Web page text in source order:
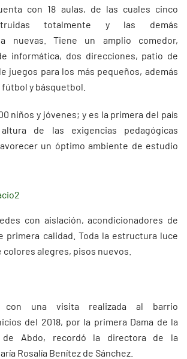
con 18 aulas, de las cuales cinco
totalmente y las demás
a nuevas. Tiene un amplio comedor,
informática, dos direcciones, patio de
juegos para los más pequeños, además
y básquetbol.
niños y jóvenes; y es la primera del país
de las exigencias pedagógicas
un óptimo ambiente de estudio
con aislación, acondicionadores de
primera calidad. Toda la estructura luce
alegres, pisos nuevos.
con una visita realizada al barrio
del 2018, por la primera Dama de la
de Abdo, recordó la directora de la
Rosalía Benítez de Sánchez.